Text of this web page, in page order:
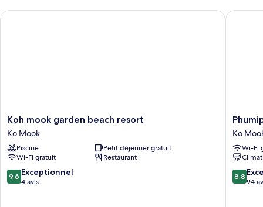
Room
chambre
Standard
Koh
mook
garden
beach
resort
Ko
Mook
Koh mook garden beach resort
Ko Mook
Piscine
Petit déjeuner gratuit
Wi-Fi gratuit
Restaurant
9.6
sur
9,6 Exceptionnel
4 avis
Koh mook garden beach resort
Resort
Koh
Mook
Ko
Mook
Ko
Wi-Fi
8.8
sur
8,8
94